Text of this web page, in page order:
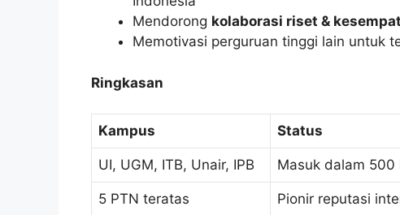
Mendorong kolaborasi riset &
Memotivasi perguruan tinggi lain untuk
Ringkasan
Kampus Status
UI, UGM, ITB, Unair, IPB Masuk dalam 500
5 PTN teratas Pionir reputasi